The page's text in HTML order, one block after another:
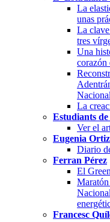
La
unas
La
tres
Una
corazón
Nacional
La
Estudiants
Ver el
Eugenia Ortiz
Diario
Ferran Pérez
El
Francesc